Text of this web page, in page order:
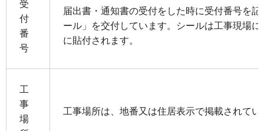
受
付
番
号
届出書・通知書の受付をした時に受付番号を
ール」を交付しています。シールは工事現場
に貼付されます。
工
事
場
工事場所は、地番又は住居表示で掲載されてい